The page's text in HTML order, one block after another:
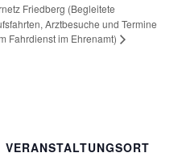
Friedberg (Begleitete
Arztbesuche und Termine
Fahrdienst im Ehrenamt)
VERANSTALTUNGSORT